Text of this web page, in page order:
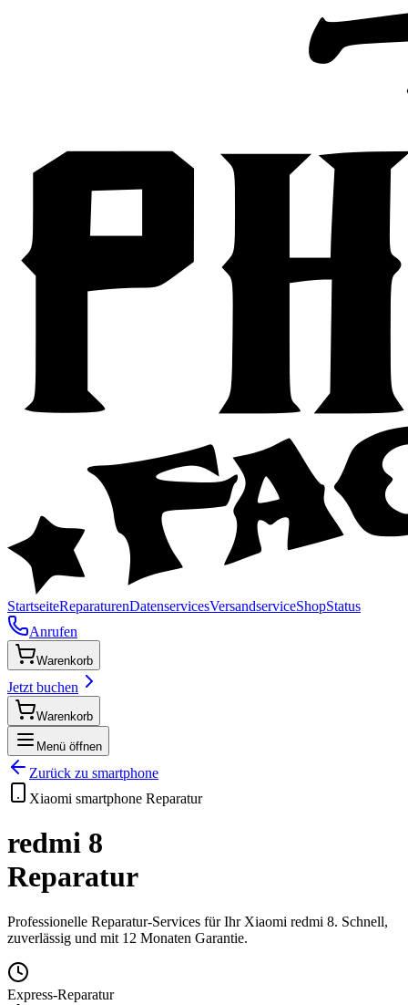
StartseiteReparaturenDatenservicesVersandserviceShopStatus
Anrufen
Warenkorb
Jetzt buchen
Warenkorb
Menü öffnen
Zurück zu smartphone
Xiaomi smartphone Reparatur
redmi 8
Reparatur
Professionelle Reparatur-Services für Ihr Xiaomi redmi 8. Schnell,
zuverlässig und mit 12 Monaten Garantie.
Express-Reparatur